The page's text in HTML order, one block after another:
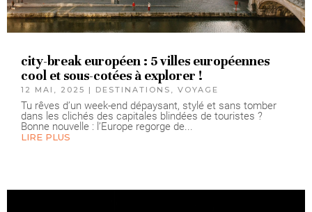
city-break européen : 5 villes européennes
cool et sous-cotées à explorer !
12 MAI, 2025 | DESTINATIONS ,VOYAGE
Tu rêves d’un week-end dépaysant, stylé et sans tomber
dans les clichés des capitales blindées de touristes ?
Bonne nouvelle : l’Europe regorge de...
LIRE PLUS